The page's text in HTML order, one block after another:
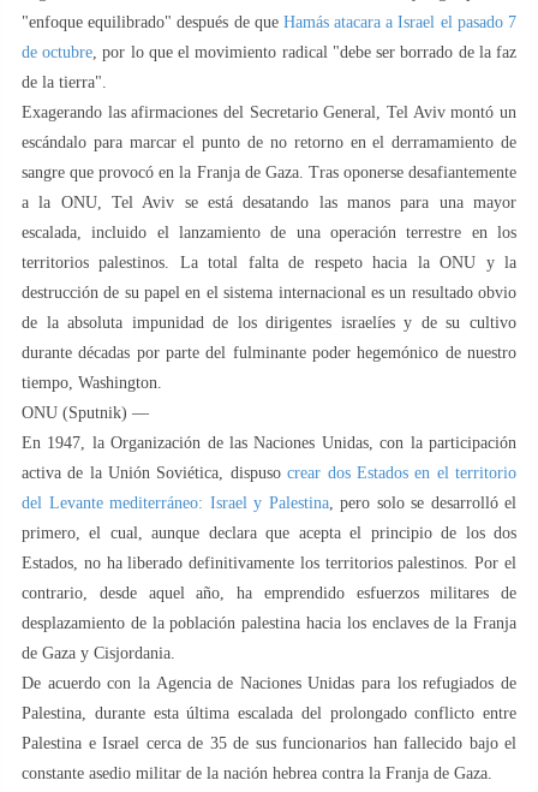
"enfoque equilibrado" después de que Hamás atacara a Israel el pasado 7
de octubre , por lo que el movimiento radical "debe ser borrado de la faz
de la tierra".
Exagerando las afirmaciones del Secretario General, Tel Aviv montó un
escándalo para marcar el punto de no retorno en el derramamiento de
sangre que provocó en la Franja de Gaza. Tras oponerse desafiantemente
a la ONU, Tel Aviv se está desatando las manos para una mayor
escalada, incluido el lanzamiento de una operación terrestre en los
territorios palestinos. La total falta de respeto hacia la ONU y la
destrucción de su papel en el sistema internacional es un resultado obvio
de la absoluta impunidad de los dirigentes israelíes y de su cultivo
durante décadas por parte del fulminante poder hegemónico de nuestro
tiempo, Washington.
ONU (Sputnik) —
En 1947, la Organización de las Naciones Unidas, con la participación
activa de la Unión Soviética, dispusocrear dos Estados en el territorio
del Levante mediterráneo: Israel y Palestina, pero solo se desarrolló el
primero, el cual, aunque declara que acepta el principio de los dos
Estados, no ha liberado definitivamente los territorios palestinos. Por el
contrario, desde aquel año, ha emprendido esfuerzos militares de
desplazamiento de la población palestina hacia los enclaves de la Franja
de Gaza y Cisjordania.
De acuerdo con la Agencia de Naciones Unidas para los refugiados de
Palestina, durante esta última escalada del prolongado conflicto entre
Palestina e Israel cerca de 35 de sus funcionarios han fallecido bajo el
constante asedio militar de la nación hebrea contra la Franja de Gaza.